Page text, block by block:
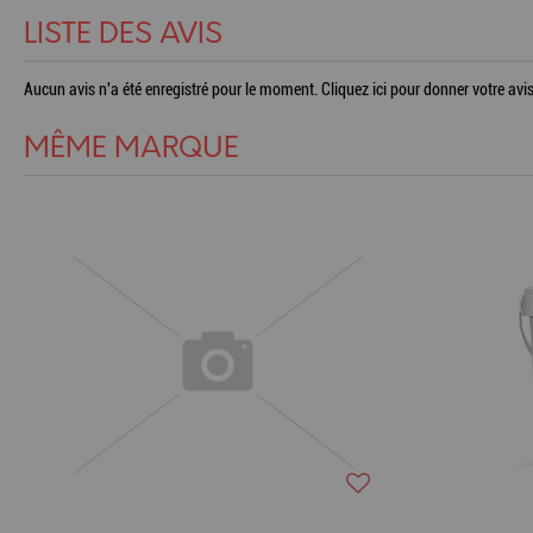
LISTE DES AVIS
Aucun avis n'a été enregistré pour le moment.Cliquez ici pour donner votre
MÊME MARQUE